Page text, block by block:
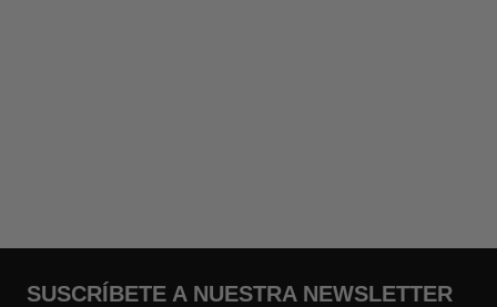
SUSCRÍBETE A NUESTRA NEWSLETTER